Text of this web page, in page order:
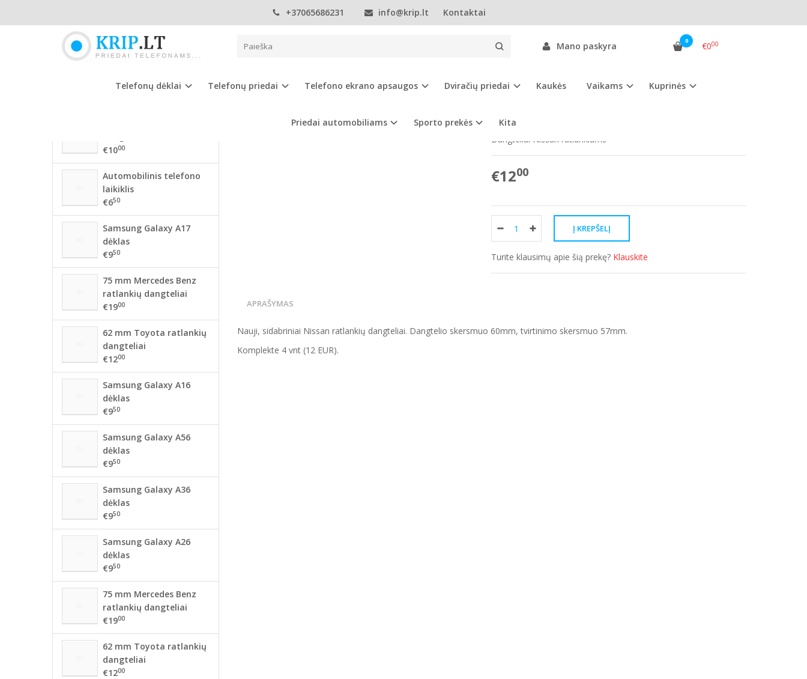
+37065686231 info@krip.lt Kontaktai
Mano paskyra 0 €000
Telefonų dėklai Telefonų priedai Telefono ekrano apsaugos Dviračių priedai Kaukės Vaikams Kuprinės
Priedai automobiliams Sporto prekės Kita
Pagrindinis Priedai automobiliams Ratlankių dangteliai Nissan 60 mm Nissan ratlankių dangteliai
60 MM NISSAN RATLANKIŲ DANGTELIAI
Prekės kodas: NRD.60
Dangteliai Nissan ratlankiams
€1200
Turite klausimų apie šią prekę? Klauskite
APRAŠYMAS
Nauji, sidabriniai Nissan ratlankių dangteliai. Dangtelio skersmuo 60mm, tvirtinimo skersmuo 57mm.
Komplekte 4 vnt (12 EUR).
NAUJAUSIOS PREKĖS
dangteliai
€1000
Automobilinis telefono
laikiklis
€650
Samsung Galaxy A17
dėklas
€950
75 mm Mercedes Benz
ratlankių dangteliai
€1900
62 mm Toyota ratlankių
dangteliai
€1200
Samsung Galaxy A16
dėklas
€950
Samsung Galaxy A56
dėklas
€950
Samsung Galaxy A36
dėklas
€950
Samsung Galaxy A26
dėklas
€950
75 mm Mercedes Benz
ratlankių dangteliai
€1900
62 mm Toyota ratlankių
dangteliai
€1200